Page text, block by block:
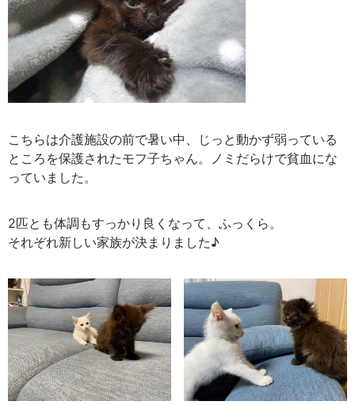
こちらは介護施設の前で暑い中、じっと動かず弱っている
ところを保護されたモフ子ちゃん。ノミだらけで貧血にな
っていました。
2匹とも体調もすっかり良くなって、ふっくら。
それぞれ新しい家族が決まりました♪